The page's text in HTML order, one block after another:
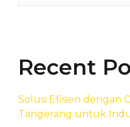
Recent
Solusi Efisien dengan
Tangerang untuk